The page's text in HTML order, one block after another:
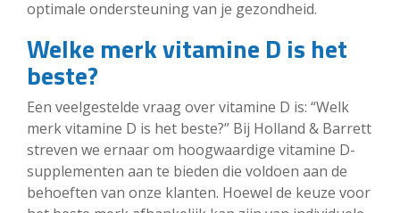
optimale ondersteuning van je gezondheid.
Welke merk vitamine D is het
beste?
Een veelgestelde vraag over vitamine D is: “Welk
merk vitamine D is het beste?” Bij Holland & Barrett
streven we ernaar om hoogwaardige vitamine D-
supplementen aan te bieden die voldoen aan de
behoeften van onze klanten. Hoewel de keuze voor